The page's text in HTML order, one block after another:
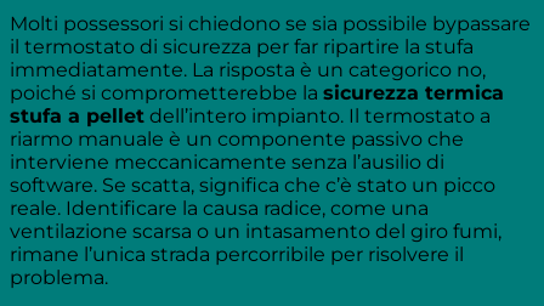
Molti possessori si chiedono se sia possibile bypassare
il termostato di sicurezza per far ripartire la stufa
immediatamente. La risposta è un categorico no,
poiché si comprometterebbe la sicurezza termica
stufa a pellet dell’intero impianto. Il termostato a
riarmo manuale è un componente passivo che
interviene meccanicamente senza l’ausilio di
software. Se scatta, significa che c’è stato un picco
reale. Identificare la causa radice, come una
ventilazione scarsa o un intasamento del giro fumi,
rimane l’unica strada percorribile per risolvere il
problema.